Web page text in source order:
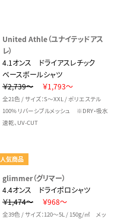
United Athle（ユナイテッドアス
レ）
4.1オンス ドライアスレチック
ベースボールシャツ
￥2,739～
￥1,793～
全21色 / サイズ：S～XXL / ポリエステル
100% リバーシブルメッシュ ※DRY・吸水
速乾、UV-CUT
人気商品
glimmer（グリマー）
4.4オンス ドライポロシャツ
￥1,474～
￥968～
全39色 / サイズ：120～5L / 150g/㎡ メッ